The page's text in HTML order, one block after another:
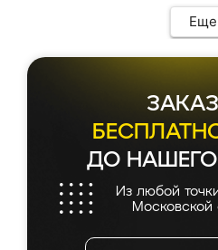
Еще
ДО
Из любой
Московской